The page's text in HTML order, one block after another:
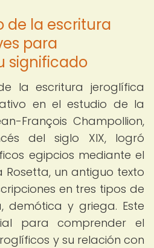
de la escritura
para
significado
la escritura jeroglífica
en el estudio de la
François Champollion,
del siglo XIX, logró
egipcios mediante el
Rosetta, un antiguo texto
en tres tipos de
demótica y griega. Este
para comprender el
y su relación con